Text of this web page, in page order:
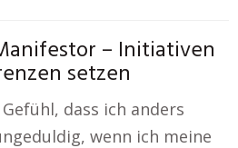
– Initiativen
setzen
dass ich anders
wenn ich meine